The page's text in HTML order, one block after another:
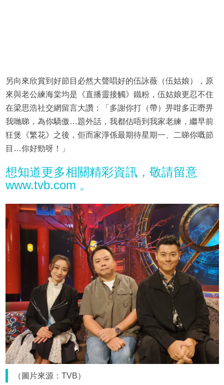
另向來欣賞到好節目必然大聲唱好的伍詠薇（伍姑娘），原
來與老公練海棠均是《直播靈接觸》鐵粉，伍姑娘更忍不住
在梁思浩社交網留言大讚：「多謝你打（帶）畀咁多正嘢畀
我哋睇，為你驕傲…題外話，我都估唔到我家老練，繼早前
狂煲《繁花》之後，佢而家淨係最期待星期一、二睇你嘅節
目…你好勁呀！」
想知道更多相關精彩資訊，敬請留意
www.tvb.com 。
（圖片來源：TVB）